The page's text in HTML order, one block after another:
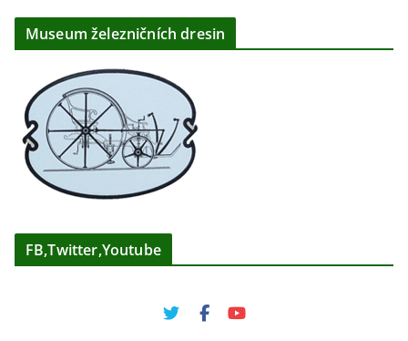
Museum železničních dresin
FB,Twitter,Youtube